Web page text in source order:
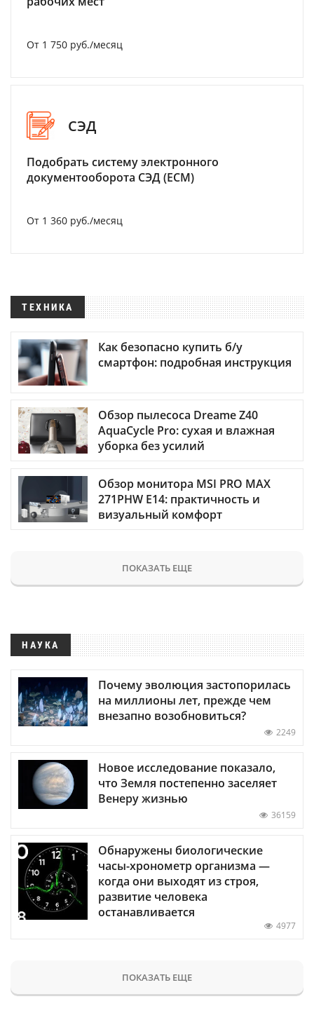
От 1 750 руб./месяц
СЭД
Подобрать систему электронного
документооборота СЭД (ECM)
От 1 360 руб./месяц
ТЕХНИКА
Как безопасно купить б/у
смартфон: подробная инструкция
Обзор пылесоса Dreame Z40
AquaCycle Pro: сухая и влажная
уборка без усилий
Обзор монитора MSI PRO MAX
271PHW E14: практичность и
визуальный комфорт
ПОКАЗАТЬ ЕЩЕ
НАУКА
Почему эволюция застопорилась
на миллионы лет, прежде чем
внезапно возобновиться?
2249
Новое исследование показало,
что Земля постепенно заселяет
Венеру жизнью
36159
Обнаружены биологические
часы-хронометр организма —
когда они выходят из строя,
развитие человека
останавливается
4977
ПОКАЗАТЬ ЕЩЕ